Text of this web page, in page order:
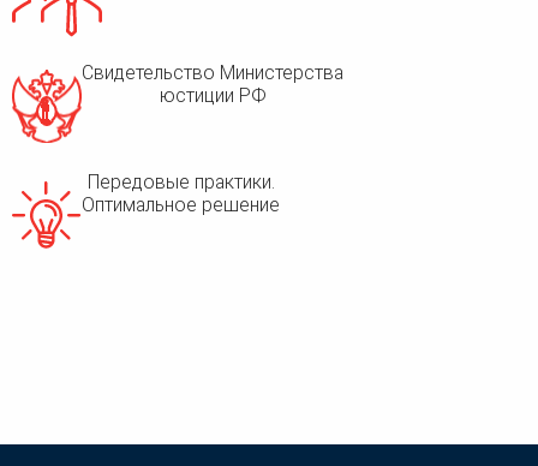
Свидетельство Министерства
юстиции РФ
Передовые практики.
Оптимальное решение